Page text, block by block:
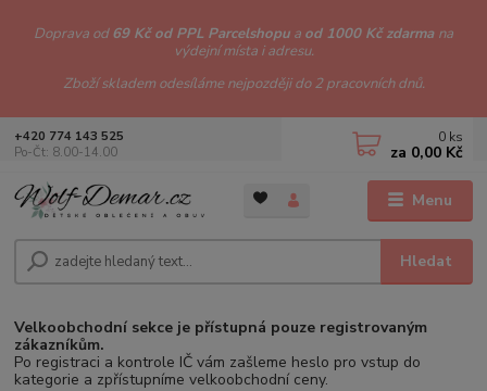
Doprava od69 Kč od PPL Parcelshopu a od 1000 Kč zdarma na
výdejní místa i adresu.
Zboží skladem odesíláme nejpozději do 2 pracovních dnů.
Menu
Hledat
+420 774 143 525
Po-Čt: 8.00-14.00
0 ks
za 0,00 Kč
Velkoobchodní sekce je přístupná pouze registrovaným
zákazníkům.
Po registraci a kontrole IČ vám zašleme heslo pro vstup do
kategorie a zpřístupníme velkoobchodní ceny.